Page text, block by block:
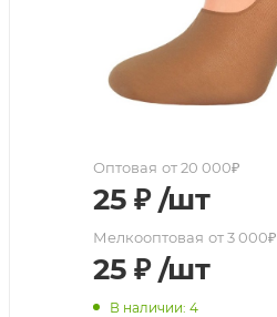
Оптовая от 20 000₽
25 ₽ /шт
Мелкооптовая от 3 000₽
25 ₽ /шт
В наличии: 4